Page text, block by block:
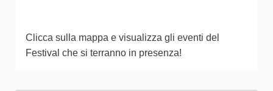
Clicca sulla mappa e visualizza gli eventi del
Festival che si terranno in presenza!